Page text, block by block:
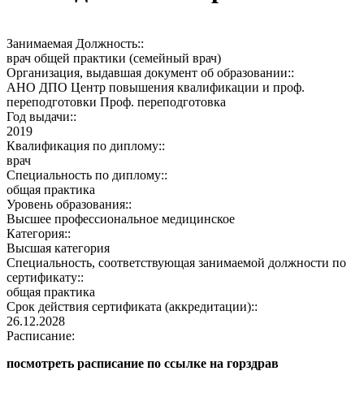
Занимаемая Должность::
врач общей практики (семейный врач)
Организация, выдавшая документ об образовании::
АНО ДПО Центр повышения квалификации и проф.
переподготовки Проф. переподготовка
Год выдачи::
2019
Квалификация по диплому::
врач
Специальность по диплому::
общая практика
Уровень образования::
Высшее профессиональное медицинское
Категория::
Высшая категория
Специальность, соответствующая занимаемой должности по
сертификату::
общая практика
Срок действия сертификата (аккредитации)::
26.12.2028
Расписание:
посмотреть расписание по ссылке на горздрав